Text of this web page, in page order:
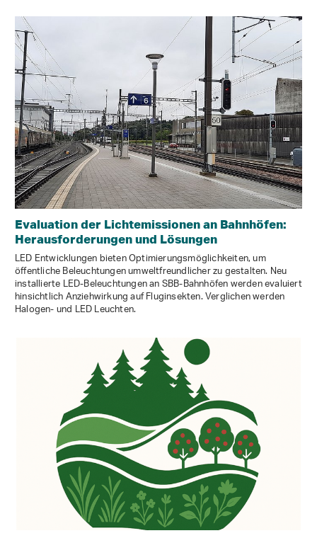
Evaluation der Lichtemissionen an Bahnhöfen:
Herausforderungen und Lösungen
LED Entwicklungen bieten Optimierungsmöglichkeiten, um
öffentliche Beleuchtungen umweltfreundlicher zu gestalten. Neu
installierte LED-Beleuchtungen an SBB-Bahnhöfen werden evaluiert
hinsichtlich Anziehwirkung auf Fluginsekten. Verglichen werden
Halogen- und LED Leuchten.